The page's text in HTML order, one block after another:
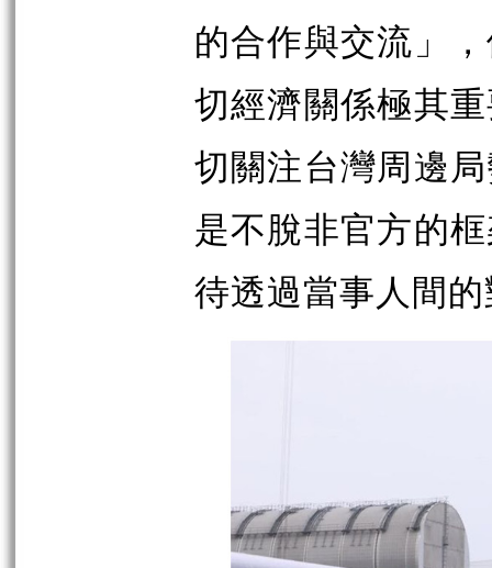
的合作與交流」
切經濟關係極其
切關注台灣周邊
是不脫非官方的
待透過當事人間